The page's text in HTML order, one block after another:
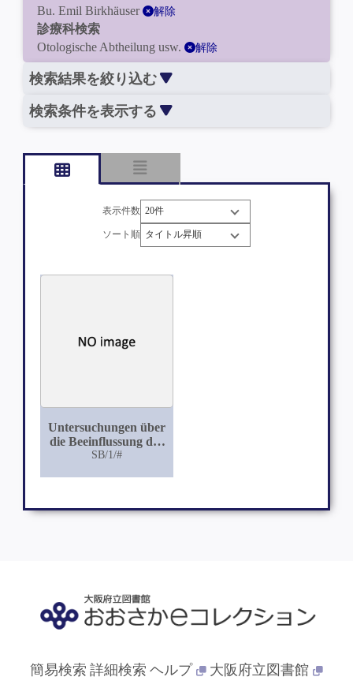
Bu. Emil Birkhäuser
解除
診療科検索
Otologische Abtheilung usw.
解除
検索結果を絞り込む
検索条件を表示する
表示件数
ソート順
Untersuchungen über
die Beeinflussung des
Pigment bildenden
durch physikalische
SB/1/#
簡易検索 詳細検索 ヘルプ 大阪府立図書館